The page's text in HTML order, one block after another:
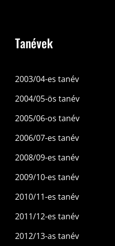
Tanévek
2003/04-es tanév
2004/05-ös tanév
2005/06-os tanév
2006/07-es tanév
2008/09-es tanév
2009/10-es tanév
2010/11-es tanév
2011/12-es tanév
2012/13-as tanév